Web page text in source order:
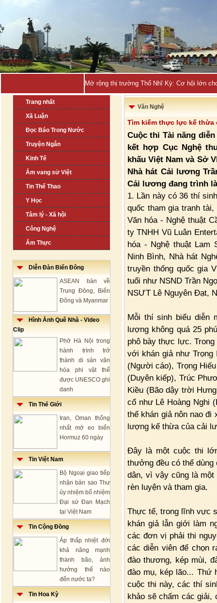
Quảng Ninh _
Trang nhất
Xã Luận
Đọc Báo Trong Nước
Truyện Ngắn
Kinh Tế
Âm vang sử Việt
Tin Thể Thao
Y Học
Tâm lý - Xã hội
Công Nghệ
Ẩm Thực
Diễn Đàn Biển Đông
ASEAN bàn về
Trung Đông, Biển
Đông và Myanmar
Hình Ảnh Quê Nhà - Video
Clip
Phở Hà Nội trong
hành trình trở
thành di sản văn
hóa phi vật thể
được UNESCO ghi
danh
Tin Thế Giới
Iran, Oman thống
nhất mở eo biển
Hormuz 60 ngày
Tin Việt Nam
Bộ Ngoại giao tiếp
nhận bản sao Thư
ủy nhiệm bổ nhiệm
Đại sứ Đan Mạch
tại Việt Nam
Tin Cộng Đồng
Áp thấp nhiệt đới
khả năng mạnh
thành bão, ảnh
hưởng thế nào
đến nước ta?
Tin Hoa Kỳ
Văn Nghệ
Tìm kiếm thực lực kế thừa
Cuộc thi Tài năng
kết hợp Cục Nghệ
khấu Việt Nam và Sở
Nhà hát Cải lương
Cải lương đang trình
1. Lần này có 36 thí
quốc tham gia tranh
Văn hóa - Nghệ thuật
ty TNHH Vũ Luân
hóa - Nghệ thuật Lam
Ninh Bình, Nhà hát
truyền thống quốc gia
tuổi như NSND Trần
NSƯT Lê Nguyên Đạt,
Mỗi thí sinh biểu diễn
lượng không quá 25
phô bày thực lực.
với khán giả như Trọng
(Người cáo), Trọng
(Duyên kiếp), Trúc
Kiều (Bão dậy trời
cổ như Lê Hoàng Nghi
thế khán giả nôn nao
lượng kế thừa của cải
Đây là một cuộc thi
thưởng đều có thể
dân, vì vậy cũng là
rèn luyện và tham gia.
Thực tế, trong lĩnh vực
khán giả lẫn giới làm
các đơn vị phải thi
các diễn viên để chọn
đào thương, kép mùi,
đào mụ, kép lão... Thứ
cuộc thi này, các thí
khảo sẽ chấm các